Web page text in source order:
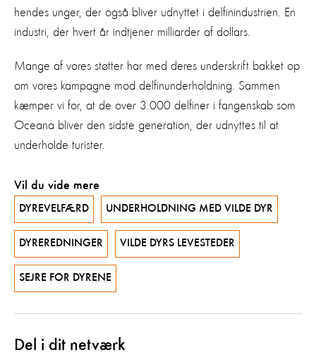
hendes unger, der også bliver udnyttet i delfinindustrien. En
industri, der hvert år indtjener milliarder af dollars.
Mange af vores støtter har med deres underskrift bakket op
om vores kampagne mod delfinunderholdning. Sammen
kæmper vi for, at de over 3.000 delfiner i fangenskab som
Oceana bliver den sidste generation, der udnyttes til at
underholde turister.
Vil du vide mere
DYREVELFÆRD UNDERHOLDNING MED VILDE DYR
DYREREDNINGER VILDE DYRS LEVESTEDER
SEJRE FOR DYRENE
Del i dit netværk